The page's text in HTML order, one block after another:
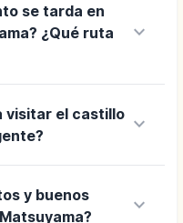
se tarda en
¿Qué ruta
keyboard_arrow_down
visitar el castillo keyboard_arrow_down
y buenos
keyboard_arrow_down